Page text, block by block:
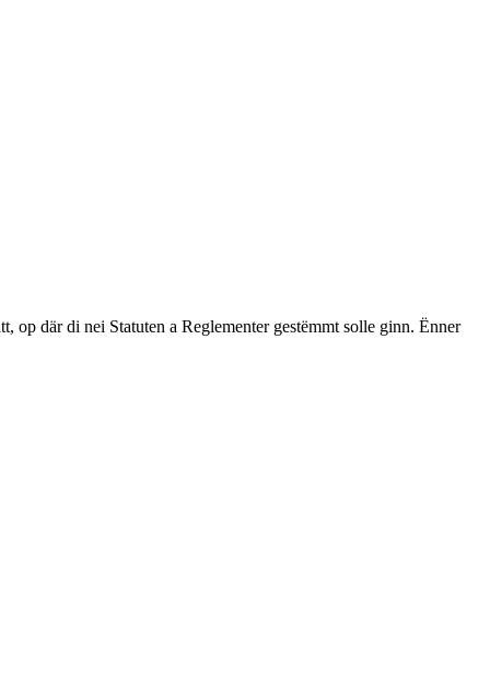
där di nei Statuten a Reglementer gestëmmt solle ginn. Ënner